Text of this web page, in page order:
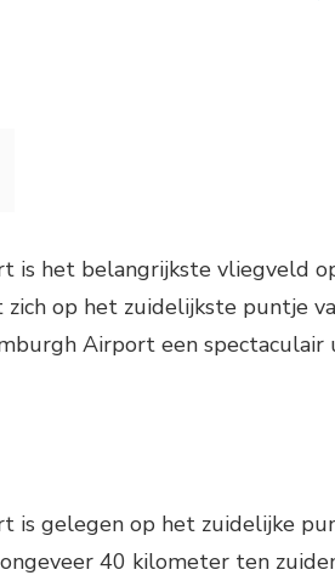
is het belangrijkste vliegveld
op het zuidelijkste puntje
Airport een spectaculair
is gelegen op het zuidelijke
40 kilometer ten